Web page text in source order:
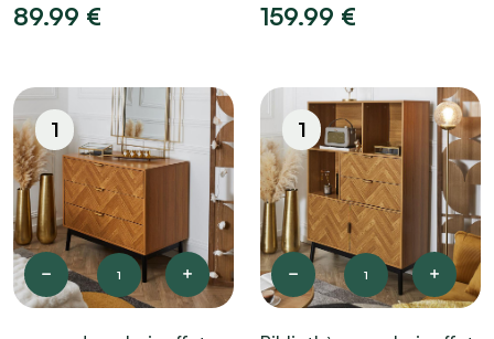
89.99 € 159.99 €
1
1
1
1